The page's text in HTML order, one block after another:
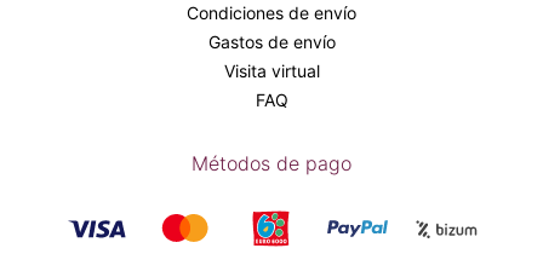
Condiciones de envío
Gastos de envío
Visita virtual
FAQ
Métodos de pago